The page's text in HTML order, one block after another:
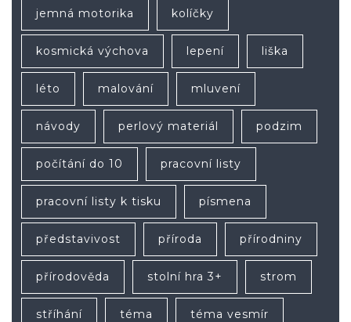
jemná motorika kolíčky
kosmická výchova lepení liška
léto malování mluvení
návody perlový materiál podzim
počítání do 10 pracovní listy
pracovní listy k tisku písmena
představivost příroda přírodniny
přírodověda stolní hra 3+ strom
stříhání téma téma vesmír